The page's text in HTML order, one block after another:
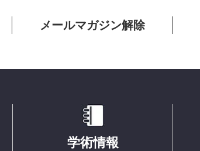
メールマガジン解除
学術情報